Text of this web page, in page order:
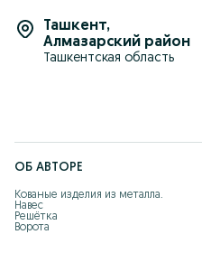
Ташкент,
Алмазарский район
Ташкентская область
ОБ АВТОРЕ
Кованые изделия из металла.
Навес
Решётка
Ворота